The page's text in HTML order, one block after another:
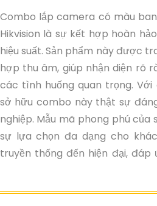
Combo lắp camera có màu
Hikvision là sự kết hợp hoàn
hiệu suất. Sản phẩm này được
hợp thu âm, giúp nhận diện rõ
các tình huống quan trọng. Với
sở hữu combo này thật sự
nghiệp. Mẫu mã phong phú của
sự lựa chọn đa dạng cho
truyền thống đến hiện đại, đáp